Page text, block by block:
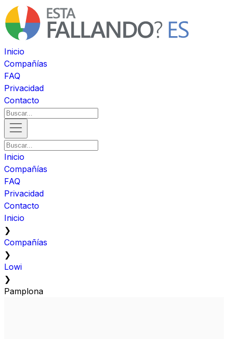
Inicio
Compañías
FAQ
Privacidad
Contacto
Inicio
Compañías
FAQ
Privacidad
Contacto
Inicio
❯
Compañías
❯
Lowi
❯
Pamplona